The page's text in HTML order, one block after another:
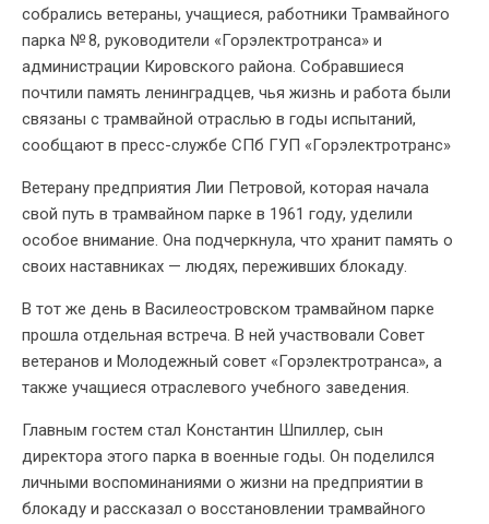
собрались ветераны, учащиеся, работники Трамвайного
парка № 8, руководители «Горэлектротранса» и
администрации Кировского района. Собравшиеся
почтили память ленинградцев, чья жизнь и работа были
связаны с трамвайной отраслью в годы испытаний,
сообщают в пресс-службе СПб ГУП «Горэлектротранс»
Ветерану предприятия Лии Петровой, которая начала
свой путь в трамвайном парке в 1961 году, уделили
особое внимание. Она подчеркнула, что хранит память о
своих наставниках — людях, переживших блокаду.
В тот же день в Василеостровском трамвайном парке
прошла отдельная встреча. В ней участвовали Совет
ветеранов и Молодежный совет «Горэлектротранса», а
также учащиеся отраслевого учебного заведения.
Главным гостем стал Константин Шпиллер, сын
директора этого парка в военные годы. Он поделился
личными воспоминаниями о жизни на предприятии в
блокаду и рассказал о восстановлении трамвайного